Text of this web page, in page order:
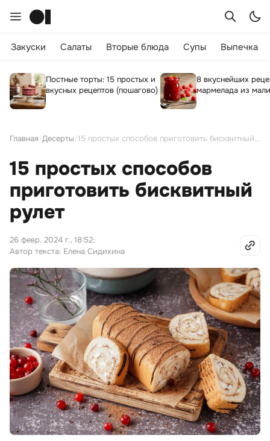
Закуски Салаты Вторые блюда Супы Выпечка
Постные торты: 15 простых и
вкусных рецептов (пошагово)
8 вкуснейших
мармелада из
Главная Десерты 15 простых способов приготовить бисквитный рулет
15 простых способов
приготовить бисквитный
рулет
26 февр. 2024 г., 18:52;
Автор текста: Елена Сидихина